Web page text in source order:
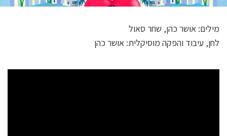
מילים: אושר כהן, שחר סאול
לחן, עיבוד והפקה מוסיקלית: אושר כהן